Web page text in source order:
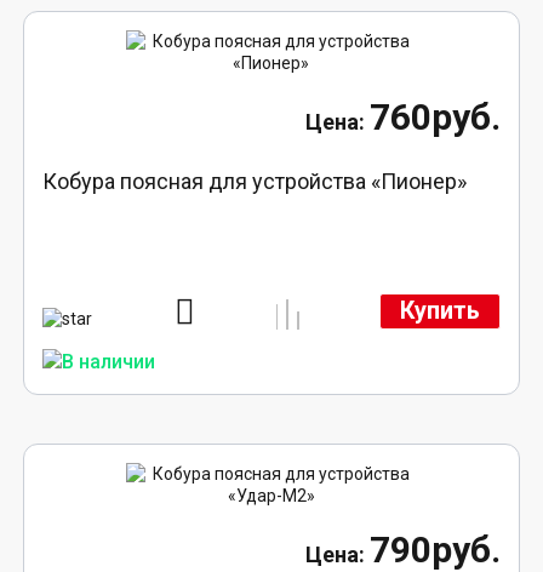
760руб.
Кобура поясная для устройства «Пионер»
Купить
790руб.